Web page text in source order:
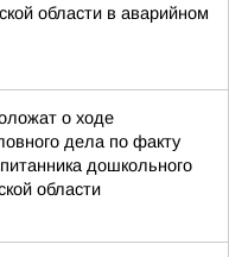
области в аварийном
о ходе
дела по факту
дошкольного
области